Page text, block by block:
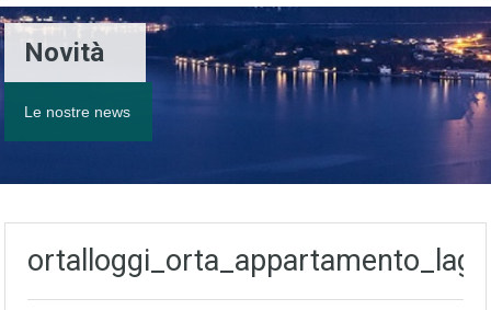
Novità
Le nostre news